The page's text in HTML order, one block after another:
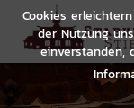
Cookies
der Nutzung
einverstanden,